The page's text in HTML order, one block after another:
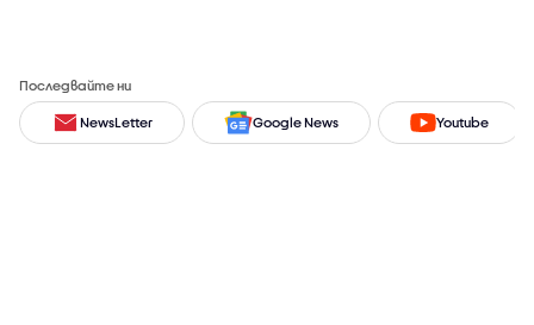
Последвайте ни
NewsLetter Google News Youtube